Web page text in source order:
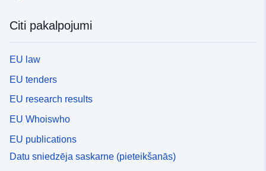
Citi pakalpojumi
EU law
EU tenders
EU research results
EU Whoiswho
EU publications
Datu sniedzēja saskarne (pieteikšanās)